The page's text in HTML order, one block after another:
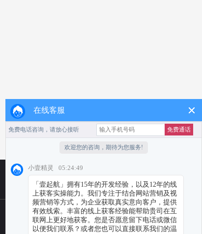
TikTok
小红书代运营
在线客服